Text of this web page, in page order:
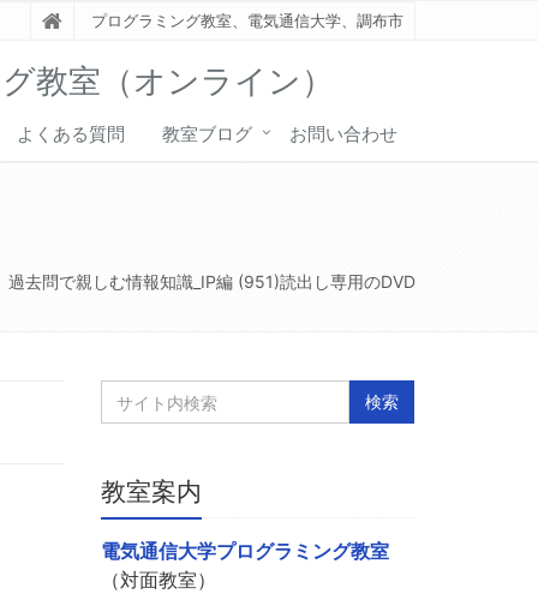
プログラミング教室、電気通信大学、調布市
教室（オンライン）
よくある質問 教室ブログ お問い合わせ
過去問で親しむ情報知識_IP編 (951)読出し専用のDVD
教室案内
電気通信大学プログラミング教室
（対面教室）